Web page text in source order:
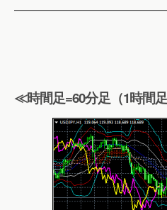
≪時間足=60分足（1時間